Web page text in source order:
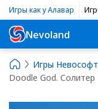
Игры как у Алавар
Nevoland
Игры Невософт
Doodle God. Солитер